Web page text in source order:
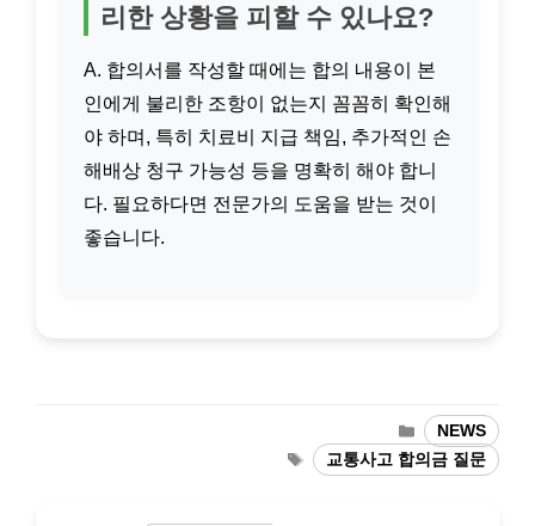
리한 상황을 피할 수 있나요?
A. 합의서를 작성할 때에는 합의 내용이 본
인에게 불리한 조항이 없는지 꼼꼼히 확인해
야 하며, 특히 치료비 지급 책임, 추가적인 손
해배상 청구 가능성 등을 명확히 해야 합니
다. 필요하다면 전문가의 도움을 받는 것이
좋습니다.
카
테
고
NEWS
태
그
교통사고 합의금 질문